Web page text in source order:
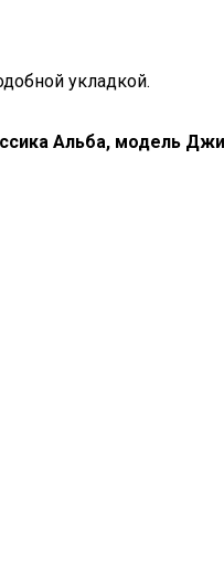
укладкой.
Альба, модель